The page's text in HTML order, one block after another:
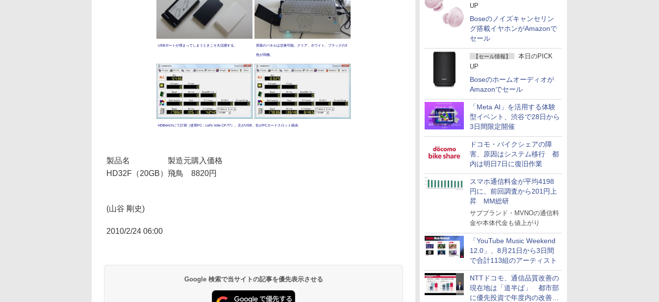
UP
Boseのノイズキャンセリン
グ搭載イヤホンがAmazonで
セール
【セール情報】
本日のPICK
UP
Boseのホームオーディオが
Amazonでセール
「Meta AI」を活用する体験
型イベント、渋谷で28日から
3日間限定開催
ドコモ・バイクシェアの障
害、原因はシステム移行 都
内は明日7日に復旧作業
スマホ通信料金が平均4198
円に、前回調査から201円上
昇 MM総研
サブブランド・MVNOの通信料
金や本体代金も値上がり
「YouTube Music Weekend
12.0」、8月21日から3日間
で合計113組のアーティスト
NTTドコモ、通信品質改善の
現在地は「道半ば」 都市部
に優先投資で年度内の改善目
USBポートが埋まってしまうときこそ大活躍する。 背面のパネルは交換可能。クリア、ホワイト、ブラックの3
色が同梱。
HDBenchにて計測（使用PC：Let's note CF-T7）。左がUSB、右がPCカードスロット経由
製品名 製造元購入価格
HD32F（20GB） 飛鳥 8820円
(山谷 剛史)
2010/2/24 06:00
Google 検索で当サイトの記事を優先表示させる